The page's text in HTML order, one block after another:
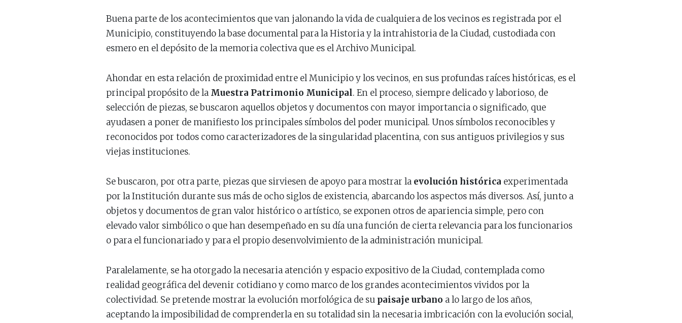
Buena parte de los acontecimientos que van jalonando la vida de cualquiera de los vecinos es registrada por el
Municipio, constituyendo la base documental para la Historia y la intrahistoria de la Ciudad, custodiada con
esmero en el depósito de la memoria colectiva que es el Archivo Municipal.
Ahondar en esta relación de proximidad entre el Municipio y los vecinos, en sus profundas raíces históricas, es el
principal propósito de la Muestra Patrimonio Municipal. En el proceso, siempre delicado y laborioso, de
selección de piezas, se buscaron aquellos objetos y documentos con mayor importancia o significado, que
ayudasen a poner de manifiesto los principales símbolos del poder municipal. Unos símbolos reconocibles y
reconocidos por todos como caracterizadores de la singularidad placentina, con sus antiguos privilegios y sus
viejas instituciones.
Se buscaron, por otra parte, piezas que sirviesen de apoyo para mostrar la evolución histórica experimentada
por la Institución durante sus más de ocho siglos de existencia, abarcando los aspectos más diversos. Así, junto a
objetos y documentos de gran valor histórico o artístico, se exponen otros de apariencia simple, pero con
elevado valor simbólico o que han desempeñado en su día una función de cierta relevancia para los funcionarios
o para el funcionariado y para el propio desenvolvimiento de la administración municipal.
Paralelamente, se ha otorgado la necesaria atención y espacio expositivo de la Ciudad, contemplada como
realidad geográfica del devenir cotidiano y como marco de los grandes acontecimientos vividos por la
colectividad. Se pretende mostrar la evolución morfológica de su paisaje urbano a lo largo de los años,
aceptando la imposibilidad de comprenderla en su totalidad sin la necesaria imbricación con la evolución social,